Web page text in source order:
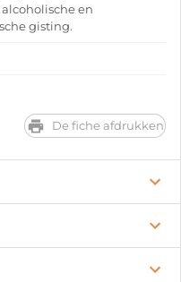
en
gisting.
De fiche afdrukken